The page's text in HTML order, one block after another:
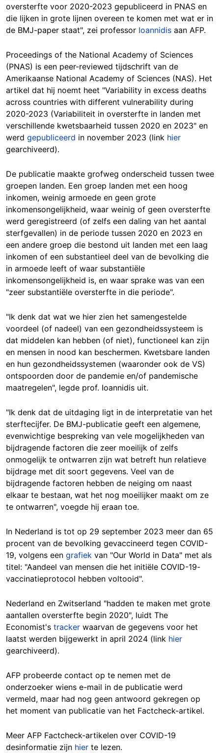
oversterfte voor 2020-2023 gepubliceerd in PNAS en
die lijken in grote lijnen overeen te komen met wat er in
de BMJ-paper staat", zei professor Ioannidis aan AFP.
Proceedings of the National Academy of Sciences
(PNAS) is een peer-reviewed tijdschrift van de
Amerikaanse National Academy of Sciences (NAS). Het
artikel dat hij noemt heet "Variability in excess deaths
across countries with different vulnerability during
2020-2023 (Variabiliteit in oversterfte in landen met
verschillende kwetsbaarheid tussen 2020 en 2023" en
werd gepubliceerd in november 2023 (link hier
gearchiveerd).
De publicatie maakte grofweg onderscheid tussen twee
groepen landen. Een groep landen met een hoog
inkomen, weinig armoede en geen grote
inkomensongelijkheid, waar weinig of geen oversterfte
werd geregistreerd (of zelfs een daling van het aantal
sterfgevallen) in de periode tussen 2020 en 2023 en
een andere groep die bestond uit landen met een laag
inkomen of een substantieel deel van de bevolking die
in armoede leeft of waar substantiële
inkomensongelijkheid is, en waar sprake was van een
"zeer substantiële oversterfte in die periode".
"Ik denk dat wat we hier zien het samengestelde
voordeel (of nadeel) van een gezondheidssysteem is
dat middelen kan hebben (of niet), functioneel kan zijn
en mensen in nood kan beschermen. Kwetsbare landen
en hun gezondheidssystemen (waaronder ook de VS)
ontspoorden door de pandemie en/of pandemische
maatregelen", legde prof. Ioannidis uit.
"Ik denk dat de uitdaging ligt in de interpretatie van het
sterftecijfer. De BMJ-publicatie geeft een algemene,
evenwichtige bespreking van vele mogelijkheden van
bijdragende factoren die zeer moeilijk of zelfs
onmogelijk te ontwarren zijn wat betreft hun relatieve
bijdrage met dit soort gegevens. Veel van de
bijdragende factoren hebben de neiging om naast
elkaar te bestaan, wat het nog moeilijker maakt om ze
te ontwarren", voegde hij eraan toe.
In Nederland is tot op 29 september 2023 meer dan 65
procent van de bevolking gevaccineerd tegen COVID-
19, volgens een grafiek van "Our World in Data" met als
titel: "Aandeel van mensen die het initiële COVID-19-
vaccinatieprotocol hebben voltooid".
Nederland en Zwitserland "hadden te maken met grote
aantallen oversterfte begin 2020", luidt The
Economist's tracker waarvan de gegevens voor het
laatst werden bijgewerkt in april 2024 (link hier
gearchiveerd).
AFP probeerde contact op te nemen met de
onderzoeker wiens e-mail in de publicatie werd
vermeld, maar had nog geen antwoord gekregen op
het moment van publicatie van het Factcheck-artikel.
Meer AFP Factcheck-artikelen over COVID-19
desinformatie zijn hier te lezen.